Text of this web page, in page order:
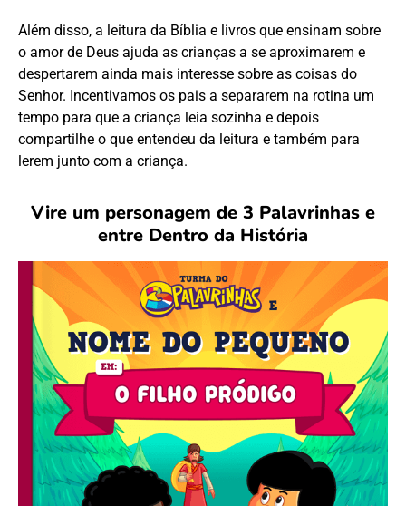
Além disso, a leitura da Bíblia e livros que ensinam sobre
o amor de Deus ajuda as crianças a se aproximarem e
despertarem ainda mais interesse sobre as coisas do
Senhor. Incentivamos os pais a separarem na rotina um
tempo para que a criança leia sozinha e depois
compartilhe o que entendeu da leitura e também para
lerem junto com a criança.
Vire um personagem de 3 Palavrinhas e
entre Dentro da História